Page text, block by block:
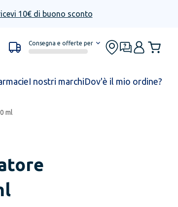
10€ di buono sconto
Consegna e offerte per
I nostri marchiDov'è il mio ordine?
ml